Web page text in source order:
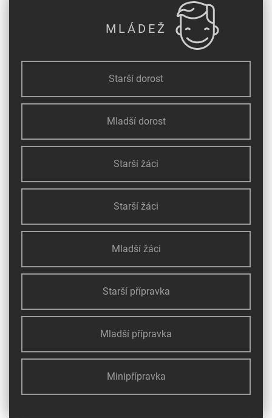
MLÁDEŽ
Starší dorost
Mladší dorost
Starší žáci
Starší žáci
Mladší žáci
Starší přípravka
Mladší přípravka
Minipřípravka